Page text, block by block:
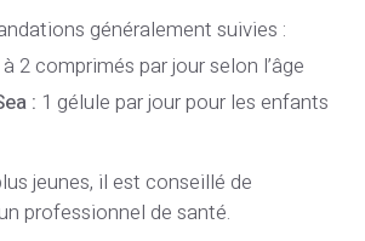
généralement suivies :
à 2 comprimés par jour selon l’âge
: 1 gélule par jour pour les enfants
jeunes, il est conseillé de
professionnel de santé.